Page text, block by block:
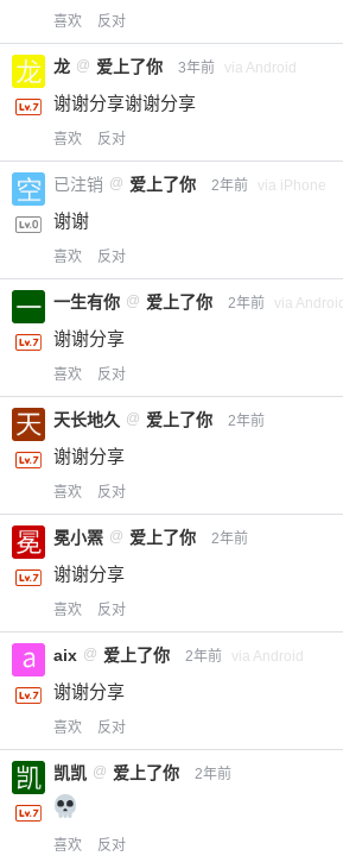
喜欢 反对
龙 @ 爱上了你 3年前 via Android
谢谢分享谢谢分享
喜欢 反对
已注销 @ 爱上了你 2年前 via iPhone
谢谢
喜欢 反对
一生有你 @ 爱上了你 2年前 via Android
谢谢分享
喜欢 反对
天长地久 @ 爱上了你 2年前
谢谢分享
喜欢 反对
冕小罴 @ 爱上了你 2年前
谢谢分享
喜欢 反对
aix @ 爱上了你 2年前 via Android
谢谢分享
喜欢 反对
凯凯 @ 爱上了你 2年前
喜欢 反对